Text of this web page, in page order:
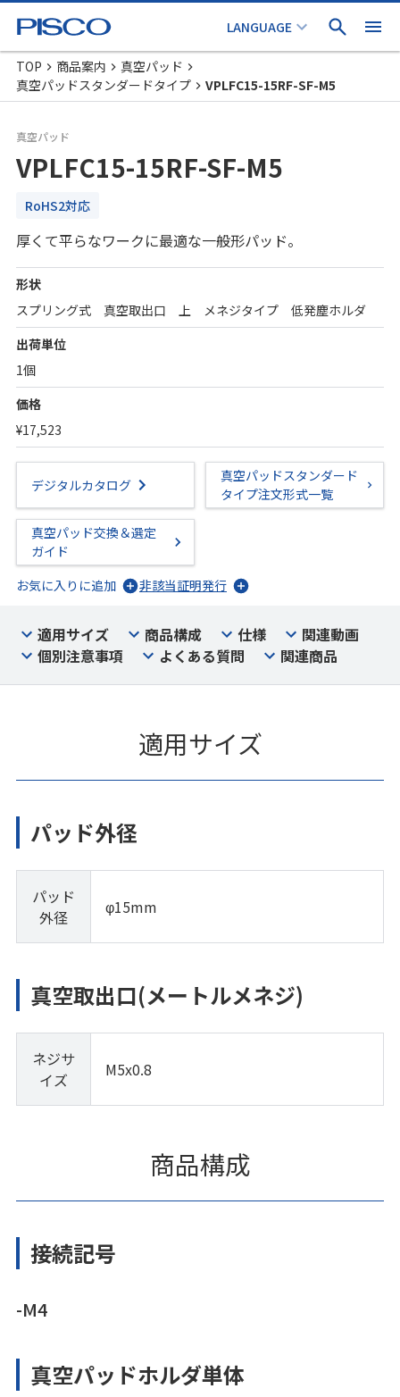
TOP 商品案内
真空パッド
真空パッドスタンダードタイプ
VPLFC15-15RF-SF-M5
真空パッド
VPLFC15-15RF-SF-M5
RoHS2対応
厚くて平らなワークに最適な一般形パッド。
形状
スプリング式 真空取出口 上 メネジタイプ 低発塵ホルダ
出荷単位
1個
価格
¥17,523
デジタルカタログ
真空パッドスタンダード
タイプ注文形式一覧
真空パッド交換＆選定
ガイド
お気に入りに追加
非該当証明発行
適用サイズ 商品構成 仕様
関連動画
個別注意事項
よくある質問 関連商品
適用サイズ
パッド外径
パッド
外径
φ15mm
真空取出口(メートルメネジ)
ネジサ
イズ
M5x0.8
商品構成
接続記号
-M4
真空パッドホルダ単体